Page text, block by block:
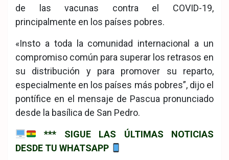
de las vacunas contra el COVID-19,
principalmente en los países pobres.
«Insto a toda la comunidad internacional a un
compromiso común para superar los retrasos en
su distribución y para promover su reparto,
especialmente en los países más pobres”, dijo el
pontífice en el mensaje de Pascua pronunciado
desde la basílica de San Pedro.
*** SIGUE LAS ÚLTIMAS NOTICIAS
DESDE TU WHATSAPP